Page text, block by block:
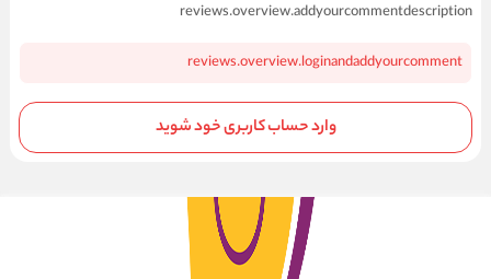
reviews.overview.addyourcommentdescription
reviews.overview.loginandaddyourcomment
وارد حساب کاربری خود شوید